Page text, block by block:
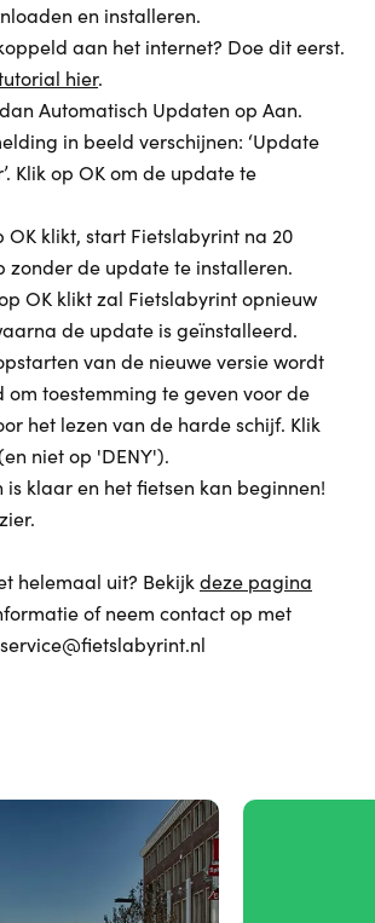
en installeren.
aan het internet? Doe dit eerst.
hier.
Automatisch Updaten op Aan.
in beeld verschijnen: ‘Update
Klik op OK om de update te
OK klikt, start Fietslabyrint na 20
zonder de update te installeren.
OK klikt zal Fietslabyrint opnieuw
de update is geïnstalleerd.
van de nieuwe versie wordt
toestemming te geven voor de
het lezen van de harde schijf. Klik
niet op 'DENY').
is klaar en het fietsen kan beginnen!
helemaal uit? Bekijk deze pagina
of neem contact op met